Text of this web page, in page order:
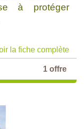
à protéger
la fiche complète
1 offre